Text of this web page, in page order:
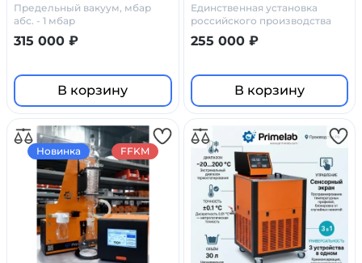
Предельный вакуум, мбар
абс. - 1 мбар
315 000 ₽
В корзину
Единственная установка
российского производства
для быстрого и точного
измерения плотности
температуре.
255 000 ₽
В корзину
Новинка FFKM